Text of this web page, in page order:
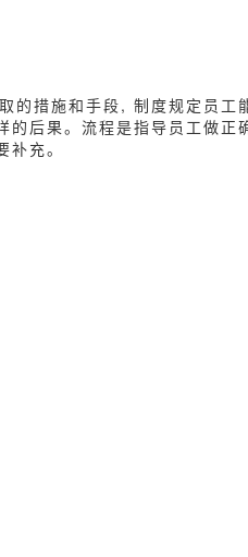
的措施和手段, 制度规定员工
后果。流程是指导员工做正
充。